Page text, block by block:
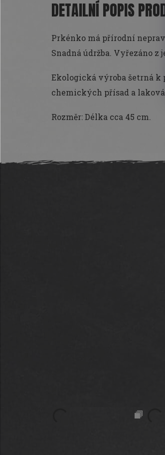
DETAILNÍ POPIS
Prkénko má přírodní
Snadná údržba. Vyřezáno z
Ekologická výroba šetrná k
chemických přísad a
Rozměr: Délka cca 45 cm.
á